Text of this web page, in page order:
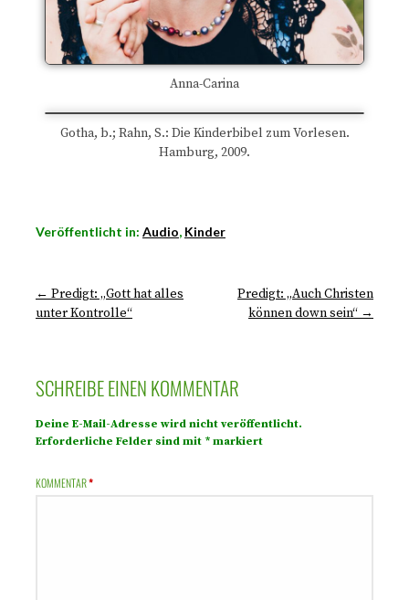
Anna-Carina
Gotha, b.; Rahn, S.: Die Kinderbibel zum Vorlesen.
Hamburg, 2009.
Veröffentlicht in: Audio, Kinder
← Predigt: „Gott hat alles
unter Kontrolle“
Predigt: „Auch Christen
können down sein“ →
SCHREIBE EINEN KOMMENTAR
Deine E-Mail-Adresse wird nicht veröffentlicht.
Erforderliche Felder sind mit * markiert
KOMMENTAR*